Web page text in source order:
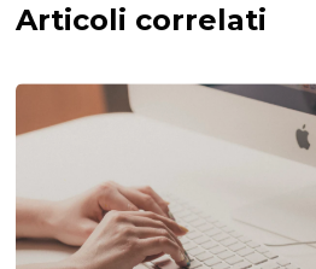
Articoli correlati